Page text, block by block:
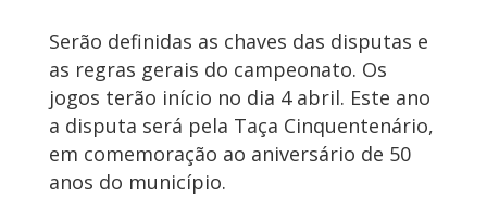
Serão definidas as chaves das disputas e
as regras gerais do campeonato. Os
jogos terão início no dia 4 abril. Este ano
a disputa será pela Taça Cinquentenário,
em comemoração ao aniversário de 50
anos do município.